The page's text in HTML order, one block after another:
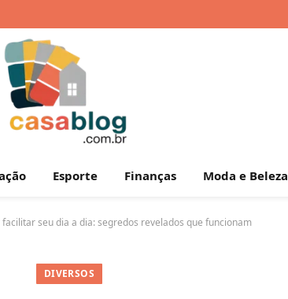
Esporte Finanças Moda e Beleza
seu dia a dia: segredos revelados que funcionam
DIVERSOS